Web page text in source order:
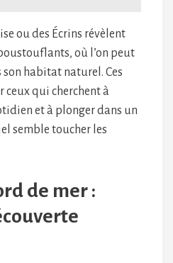
ou des Écrins révèlent
où l’on peut
habitat naturel. Ces
ceux qui cherchent à
et à plonger dans un
semble toucher les
de mer :